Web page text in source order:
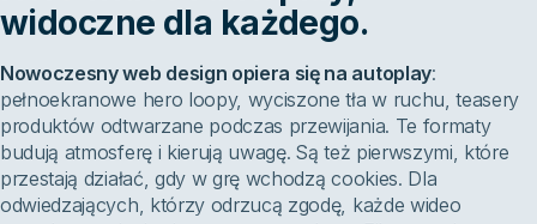
widoczne dla każdego.
Nowoczesny web design opiera się na autoplay:
pełnoekranowe hero loopy, wyciszone tła w ruchu, teasery
produktów odtwarzane podczas przewijania. Te formaty
budują atmosferę i kierują uwagę. Są też pierwszymi, które
przestają działać, gdy w grę wchodzą cookies. Dla
odwiedzających, którzy odrzucą zgodę, każde wideo